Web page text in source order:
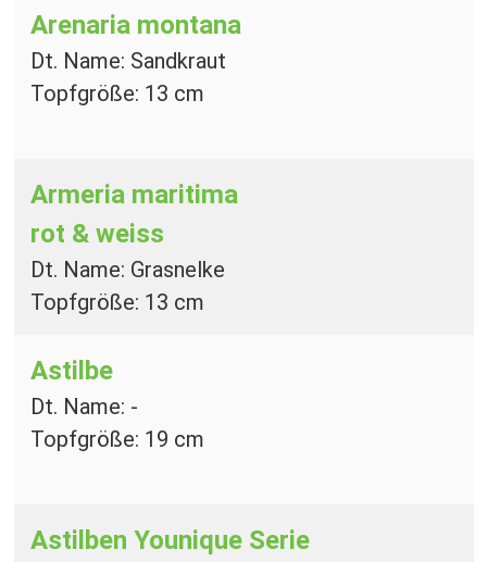
Arenaria montana
Dt. Name: Sandkraut
Topfgröße: 13 cm
Armeria maritima
rot & weiss
Dt. Name: Grasnelke
Topfgröße: 13 cm
Astilbe
Dt. Name: -
Topfgröße: 19 cm
Astilben Younique Serie